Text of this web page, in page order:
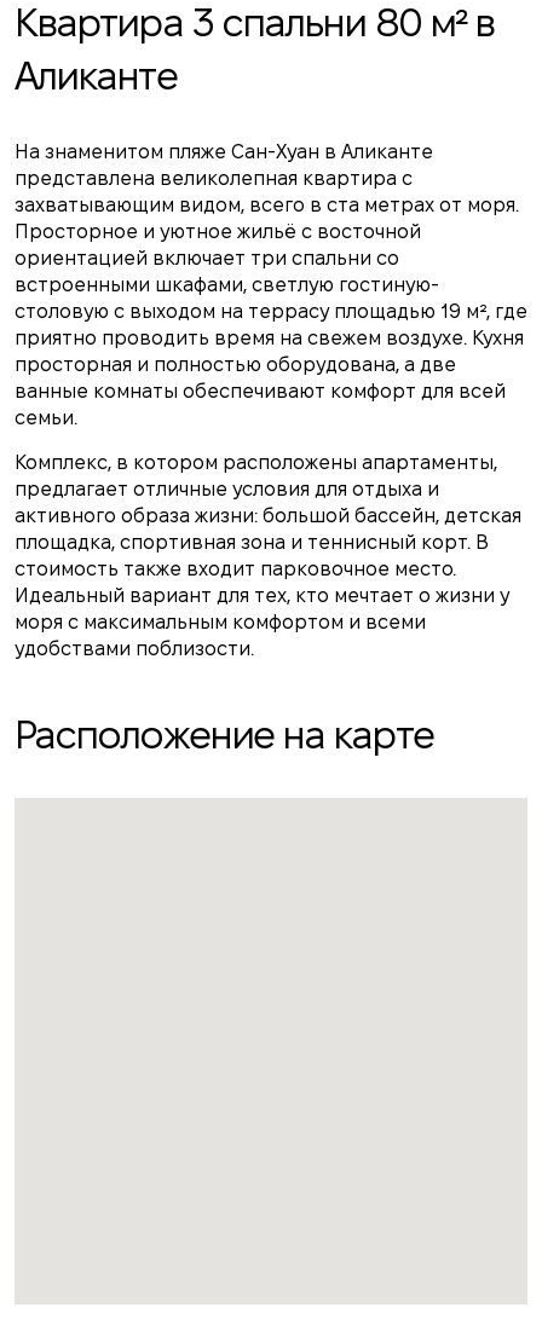
Квартира 3 спальни 80 м² в
Аликанте
На знаменитом пляже Сан-Хуан в Аликанте
представлена великолепная квартира с
захватывающим видом, всего в ста метрах от моря.
Просторное и уютное жильё с восточной
ориентацией включает три спальни со
встроенными шкафами, светлую гостиную-
столовую с выходом на террасу площадью 19 м², где
приятно проводить время на свежем воздухе. Кухня
просторная и полностью оборудована, а две
ванные комнаты обеспечивают комфорт для всей
семьи.
Комплекс, в котором расположены апартаменты,
предлагает отличные условия для отдыха и
активного образа жизни: большой бассейн, детская
площадка, спортивная зона и теннисный корт. В
стоимость также входит парковочное место.
Идеальный вариант для тех, кто мечтает о жизни у
моря с максимальным комфортом и всеми
удобствами поблизости.
Расположение на карте